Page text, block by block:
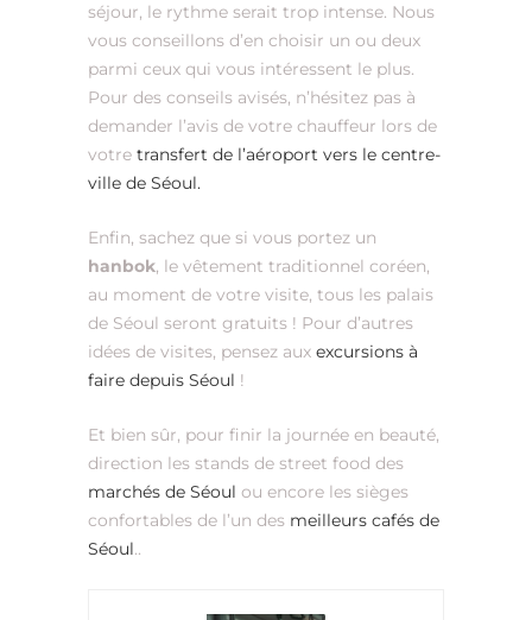
séjour, le rythme serait trop intense. Nous
vous conseillons d’en choisir un ou deux
parmi ceux qui vous intéressent le plus.
Pour des conseils avisés, n’hésitez pas à
demander l’avis de votre chauffeur lors de
votre transfert de l’aéroport vers le centre-
ville de Séoul.
Enfin, sachez que si vous portez un
hanbok, le vêtement traditionnel coréen,
au moment de votre visite, tous les palais
de Séoul seront gratuits ! Pour d’autres
idées de visites, pensez aux excursions à
faire depuis Séoul !
Et bien sûr, pour finir la journée en beauté,
direction les stands de street food des
marchés de Séoul ou encore les sièges
confortables de l’un des meilleurs cafés de
Séoul..